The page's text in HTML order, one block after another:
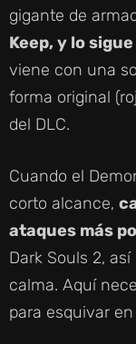
gigante de
Keep, y lo
viene con una
forma original
del DLC.
Cuando el
corto alcance,
ataques más
Dark Souls 2,
calma. Aquí
para esquivar